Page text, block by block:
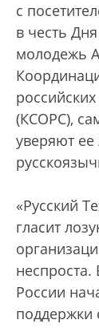
с
в честь
молодежь
(КСОРС),
уверяют
«Русский
гласит
неспроста.
России
поддержки